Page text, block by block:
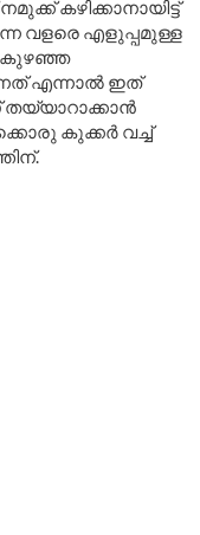
നമുക്ക് കഴിക്കാനായിട്ട്
വളരെ എളുപ്പമുള്ള
കുഴഞ്ഞ
എന്നാൽ ഇത്
കുക്കർ വച്ച്